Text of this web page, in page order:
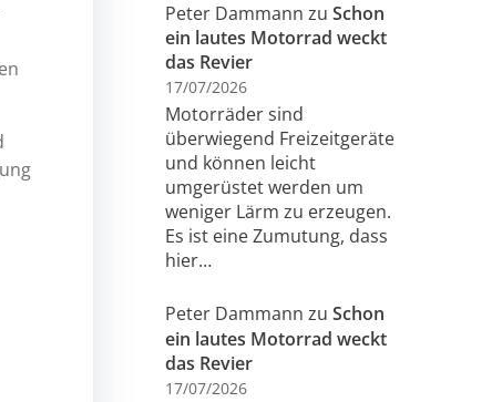
Peter Dammann zu Schon
ein lautes Motorrad weckt
das Revier
17/07/2026
Motorräder sind
überwiegend Freizeitgeräte
und können leicht
umgerüstet werden um
weniger Lärm zu erzeugen.
Es ist eine Zumutung, dass
hier…
Peter Dammann zu Schon
ein lautes Motorrad weckt
das Revier
17/07/2026